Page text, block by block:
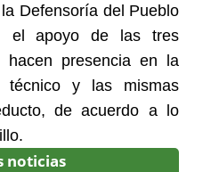
Defensoría del Pueblo
el apoyo de las tres
hacen presencia en la
técnico y las mismas
de acuerdo a lo
noticias